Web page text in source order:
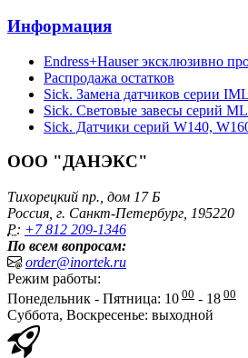
Информация
Endress+Hauser эксклюзивно
Распродажа остатков
Sick. Замена датчиков серии
Sick. Световые завесы серий
Sick. Датчики серий W140,
ООО "ДАНЭКС"
Тихорецкий пр., дом 17 Б
Россия, г. Санкт-Петербург, 195220
P: +7 812 209-1346
По всем вопросам:
order@inortek.ru
Режим работы:
Понедельник - Пятница: 10 00 - 18 00
Суббота, Воскресенье: выходной